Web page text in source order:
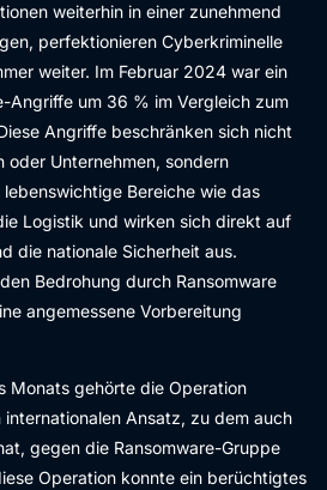
weiterhin in einer zunehmend
perfektionieren Cyberkriminelle
weiter. Im Februar 2024 war ein
Angriffe um 36 % im Vergleich zum
Angriffe beschränken sich nicht
Unternehmen, sondern
Bereiche wie das
Logistik und wirken sich direkt auf
die nationale Sicherheit aus.
Bedrohung durch Ransomware
angemessene Vorbereitung
Monats gehörte die Operation
internationalen Ansatz, zu dem auch
gegen die Ransomware-Gruppe
Operation konnte ein berüchtigtes